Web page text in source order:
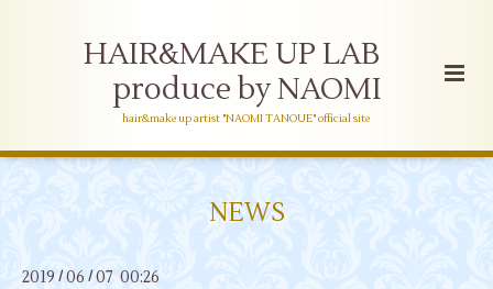
HAIR&MAKE UP LAB
produce by NAOMI
hair&make up artist "NAOMI TANOUE" official site
NEWS
2019 /06 /07 00:26